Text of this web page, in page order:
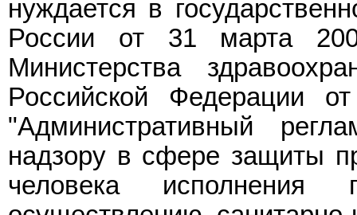
нуждается в
России от 31 марта
Министерства
Российской Федерации
"Административный
надзору в сфере защиты
человека исполнения